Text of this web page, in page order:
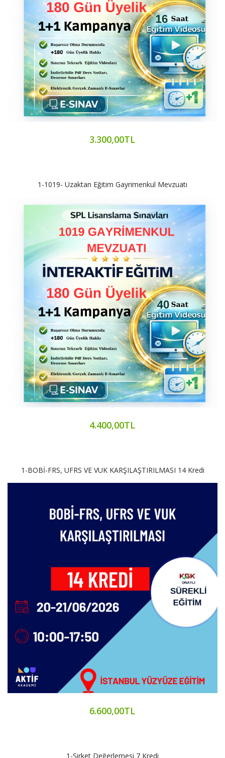
3.300,00TL
1-1019- Uzaktan Eğitim Gayrimenkul Mevzuatı
4.400,00TL
1-BOBİ-FRS, UFRS VE VUK KARŞILAŞTIRILMASI 14 Kredi
6.600,00TL
1-Şirket Değerlemesi 7 Kredi